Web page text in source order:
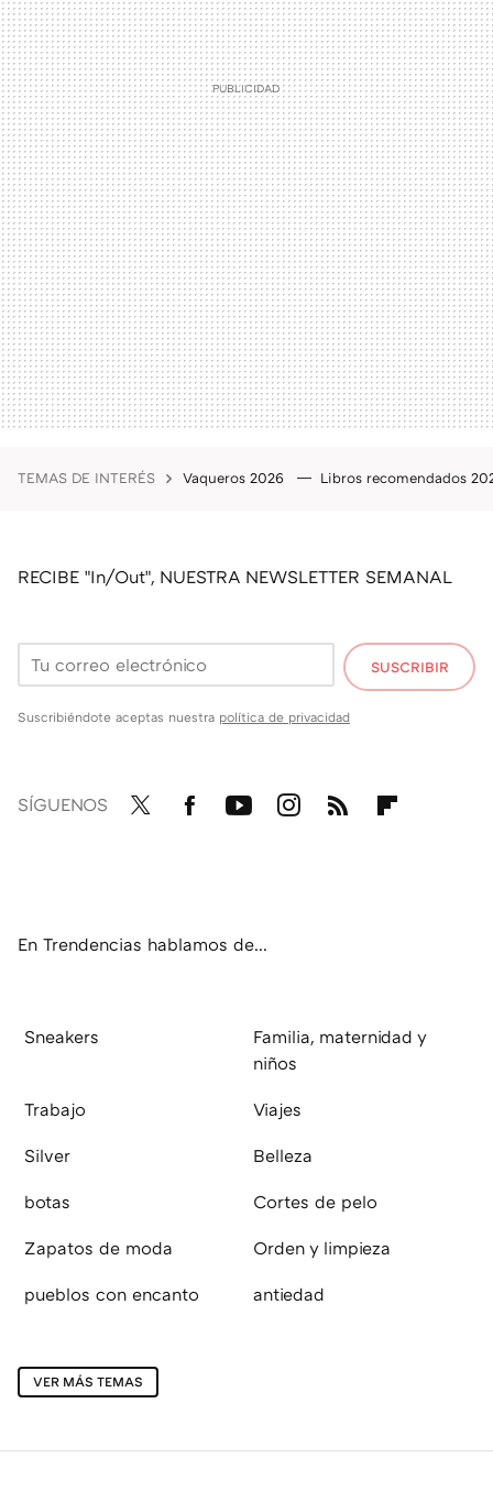
TEMAS DE INTERÉS Vaqueros 2026 Libros recomendados
RECIBE "In/Out", NUESTRA NEWSLETTER SEMANAL
SUSCRIBIR
Suscribiéndote aceptas nuestra política de privacidad
SÍGUENOS
En Trendencias hablamos de...
Sneakers
Familia, maternidad y
niños
Trabajo Viajes
Silver Belleza
botas Cortes de pelo
Zapatos de moda Orden y limpieza
pueblos con encanto antiedad
VER MÁS TEMAS